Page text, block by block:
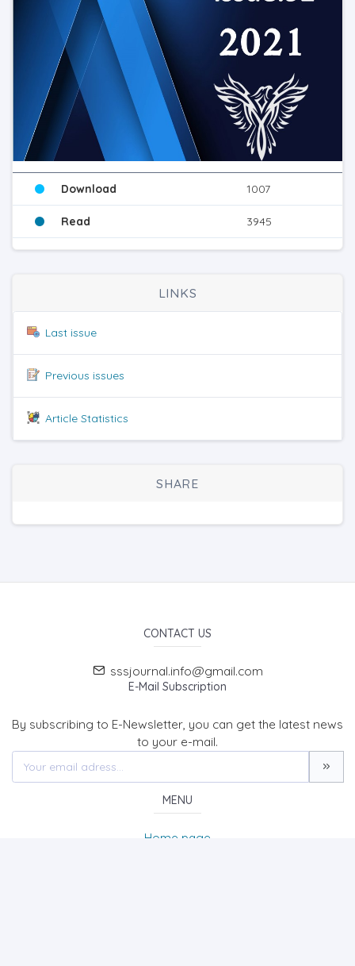
Download 1007
Read 3945
LINKS
Last issue
Previous issues
Article Statistics
SHARE
CONTACT US
sssjournal.info@gmail.com
E-Mail Subscription
By subscribing to E-Newsletter, you can get the latest news
to your e-mail.
MENU
Home page